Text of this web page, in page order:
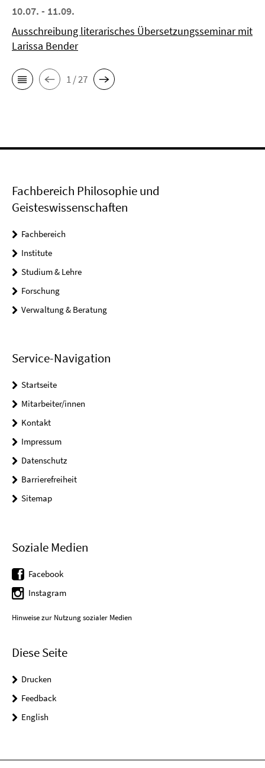
10.07. - 11.09.
Ausschreibung literarisches Übersetzungsseminar mit
Larissa Bender
1 / 27
Fachbereich Philosophie und
Geisteswissenschaften
Fachbereich
Institute
Studium & Lehre
Forschung
Verwaltung & Beratung
Service-Navigation
Startseite
Mitarbeiter/innen
Kontakt
Impressum
Datenschutz
Barrierefreiheit
Sitemap
Soziale Medien
Facebook
Instagram
Hinweise zur Nutzung sozialer Medien
Diese Seite
Drucken
Feedback
English